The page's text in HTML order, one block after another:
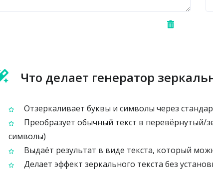
Что делает генератор
Отзеркаливает буквы и символы через
Преобразует обычный текст в перевёрнутый/
символы)
Выдаёт результат в виде текста, который
Делает эффект зеркального текста без